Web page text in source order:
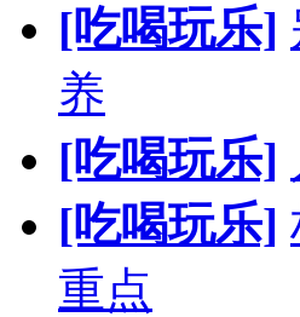
[吃喝玩乐]
养
[吃喝玩乐]
[吃喝玩乐]
重点